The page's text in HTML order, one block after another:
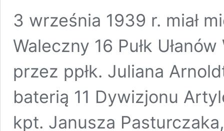
3 września 1939 r. miał
Waleczny 16 Pułk
przez ppłk. Juliana
baterią 11 Dywizjonu
kpt. Janusza